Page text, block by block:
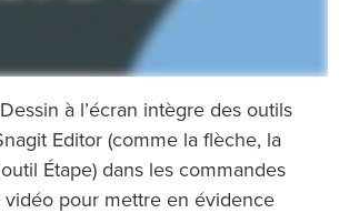
à l’écran intègre des outils
Editor (comme la flèche, la
Étape) dans les commandes
vidéo pour mettre en évidence